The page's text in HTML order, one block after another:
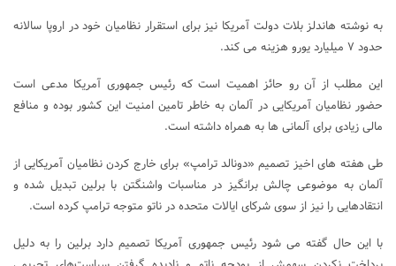
به نوشته هاندلز بلات دولت آمریکا نیز برای استقرار نظامیان خود در اروپا سالانه
حدود ۷ میلیارد یورو هزینه می کند.
این مطلب از آن رو حائز اهمیت است که رئیس جمهوری آمریکا مدعی است
حضور نظامیان آمریکایی در آلمان به خاطر تامین امنیت این کشور بوده و منافع
مالی زیادی برای آلمانی ها به همراه داشته است.
طی هفته های اخیز تصمیم «دونالد ترامپ» برای خارج کردن نظامیان آمریکایی از
آلمان به موضوعی چالش برانگیز در مناسبات واشنگتن با برلین تبدیل شده و
انتقادهایی را نیز از سوی شرکای ایالات متحده در ناتو متوجه ترامپ کرده است.
با این حال گفته می شود رئیس جمهوری آمریکا تصمیم دارد برلین را به دلیل